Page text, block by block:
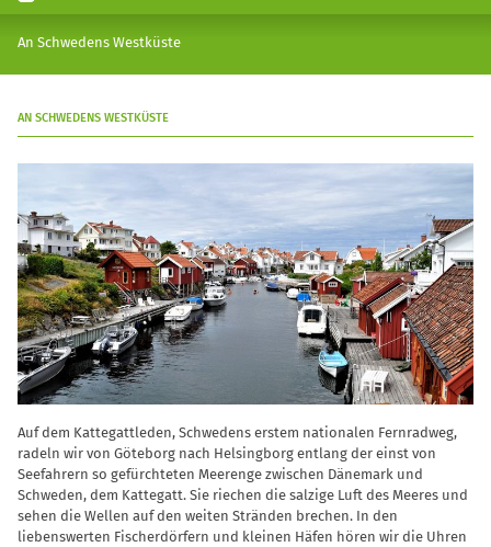
An Schwedens Westküste
AN SCHWEDENS WESTKÜSTE
Auf dem Kattegattleden, Schwedens erstem nationalen Fernradweg,
radeln wir von Göteborg nach Helsingborg entlang der einst von
Seefahrern so gefürchteten Meerenge zwischen Dänemark und
Schweden, dem Kattegatt. Sie riechen die salzige Luft des Meeres und
sehen die Wellen auf den weiten Stränden brechen. In den
liebenswerten Fischerdörfern und kleinen Häfen hören wir die Uhren